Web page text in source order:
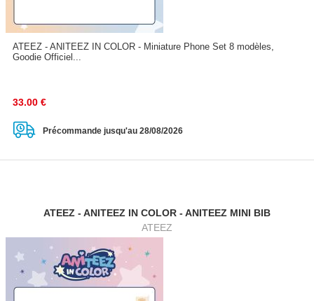
ATEEZ - ANITEEZ IN COLOR - Miniature Phone Set 8 modèles,
Goodie Officiel...
33.00 €
Précommande jusqu'au 28/08/2026
ATEEZ - ANITEEZ IN COLOR - ANITEEZ MINI BIB
ATEEZ